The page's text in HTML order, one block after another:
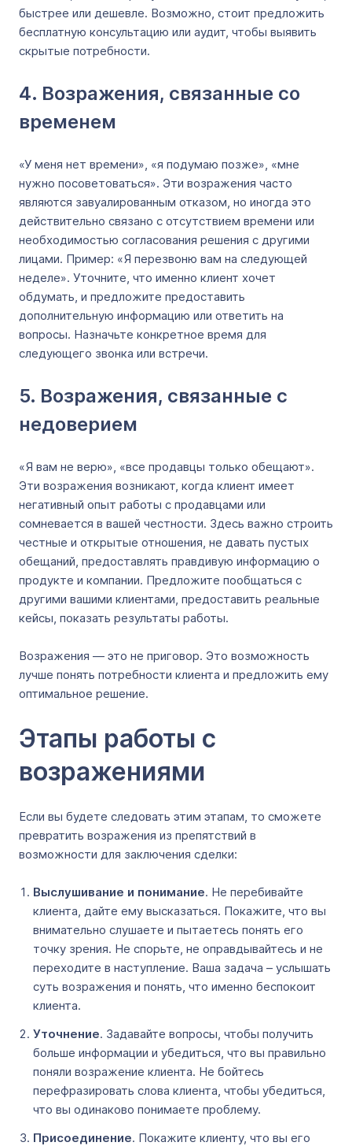
быстрее или дешевле. Возможно, стоит предложить
бесплатную консультацию или аудит, чтобы выявить
скрытые потребности.
4. Возражения, связанные со
временем
«У меня нет времени», «я подумаю позже», «мне
нужно посоветоваться». Эти возражения часто
являются завуалированным отказом, но иногда это
действительно связано с отсутствием времени или
необходимостью согласования решения с другими
лицами. Пример: «Я перезвоню вам на следующей
неделе». Уточните, что именно клиент хочет
обдумать, и предложите предоставить
дополнительную информацию или ответить на
вопросы. Назначьте конкретное время для
следующего звонка или встречи.
5. Возражения, связанные с
недоверием
«Я вам не верю», «все продавцы только обещают».
Эти возражения возникают, когда клиент имеет
негативный опыт работы с продавцами или
сомневается в вашей честности. Здесь важно строить
честные и открытые отношения, не давать пустых
обещаний, предоставлять правдивую информацию о
продукте и компании. Предложите пообщаться с
другими вашими клиентами, предоставить реальные
кейсы, показать результаты работы.
Возражения — это не приговор. Это возможность
лучше понять потребности клиента и предложить ему
оптимальное решение.
Этапы работы с
возражениями
Если вы будете следовать этим этапам, то сможете
превратить возражения из препятствий в
возможности для заключения сделки:
Выслушивание и понимание. Не перебивайте
клиента, дайте ему высказаться. Покажите, что вы
внимательно слушаете и пытаетесь понять его
точку зрения. Не спорьте, не оправдывайтесь и не
переходите в наступление. Ваша задача – услышать
суть возражения и понять, что именно беспокоит
клиента.
Уточнение. Задавайте вопросы, чтобы получить
больше информации и убедиться, что вы правильно
поняли возражение клиента. Не бойтесь
перефразировать слова клиента, чтобы убедиться,
что вы одинаково понимаете проблему.
Присоединение. Покажите клиенту, что вы его